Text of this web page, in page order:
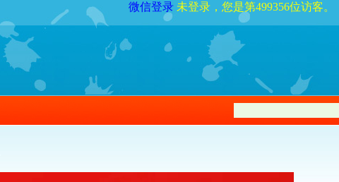
微信登录 未登录，您是第499356位访客。